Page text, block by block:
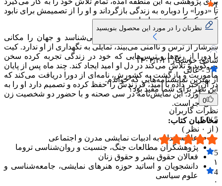
تا «دورا» را دوباره به زندگی بازگرداند و او را از تصمیمش برای نابود
کردن کودک درونش بازدارد.
دورا به دلیل ان‌که پدر فرزندش را نمی‌شناسد و جهان را مکانی
سرشار از ترس و ناامنی می‌بیند، تمایلی به نگهداری از او ندارد. کیت
با دورا از رنج‌ها و ترس‌هایی که خود در زندگی تجربه کرده سخن
می‌گوید و تلاش می‌کند در دل او امید ایجاد کند. چند ماه پس از پایان
ماموریت و بازگشت به کشورش، نامه‌ای از دورا دریافت می‌کند که
در ان خبر داده با امید، فرزندش را حفظ کرده و تصمیم دارد او را به
دنیا بیاورد. این نمایش‌نامه در سی صحنه و با حضور دو شخصیت زن
قابل اجراست.
مخاطبان کتاب:
علاقه‌مندان به ادبیات نمایشی مدرن و اجتماعی
پژوهشگران مطالعات جنگ، جنسیت و روان‌شناسی تروما
فعالان حقوق بشر و حقوق زنان
دانشجویان و اساتید حوزه هنرهای نمایشی، جامعه‌شناسی و
علوم سیاسی
1
۰
نظرتان را در مورد این محصول بنویسید
شادی خوشکار۱۴۰۴/۳/۲۱
5
-عالی
از بهترین نمایشنامه‌هایی که خواندم.
این نظر برای شما مفید بود؟
0
نظرات کاربران
5 /
5.0
( از
۰ نظر )
5
۱
4
۰